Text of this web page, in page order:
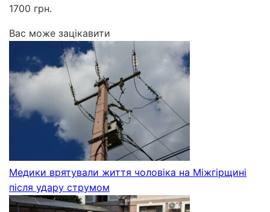
1700 грн.
Вас може зацікавити
Медики врятували життя чоловіка на Міжгірщині
після удару струмом